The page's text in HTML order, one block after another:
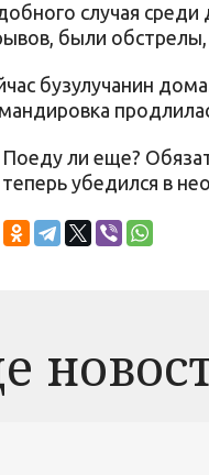
случая среди
были
бузулучанин
Поеду ли еще?
теперь убедился в